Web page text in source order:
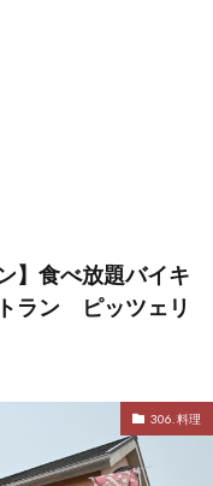
】食べ放題バイキ
ラン ピッツェリ
306. 料理